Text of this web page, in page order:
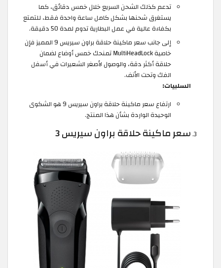
تدعم كذلك الشحن السريع خلال خمس دقائق، كما
يستغرق شحنها بشكل كامل ساعة واحدة فقط، للتمتع
بكفاءة عالية في عمل البطارية تدوم لمدة 50 دقيقة.
إلى جانب سعر ماكينة حلاقة براون سيريس 9 المميز فإن
خاصية MultiHeadLock تمنحك خمس أوضاع لضمان
حلاقة أكثر دقة، والوصول لأصغر الشعيرات في أسفل
الفك وتحت الأنف.
السلبيات:
ارتفاع سعر ماكينة حلاقة براون سيريس 9 هو الشكوى
الوحيدة الواردة بشأن هذا المنتج.
سعر ماكينة حلاقة براون سيريس 3